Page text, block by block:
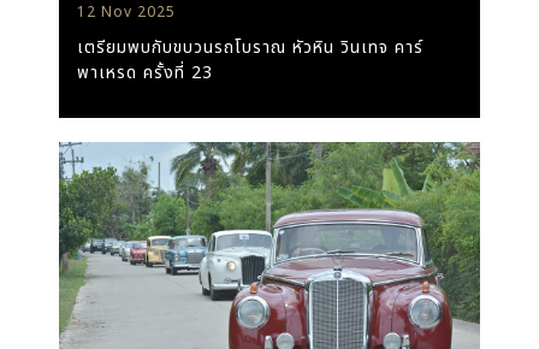
12 Nov 2025
เตรียมพบกับขบวนรถโบราณ หัวหิน วินเทจ คาร์
พาเหรด ครั้งที่ 23